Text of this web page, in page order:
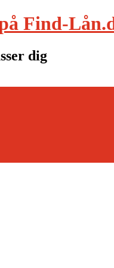
Find-
dig